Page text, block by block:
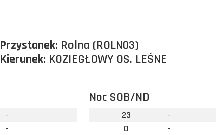
Przystanek: Rolna (ROLN03)
Kierunek: KOZIEGŁOWY OS. LEŚNE
-
-
Noc SOB/ND
23
-
0
-